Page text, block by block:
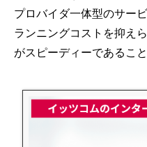
プロバイダ一体型のサー
ランニングコストを抑え
がスピーディーであるこ